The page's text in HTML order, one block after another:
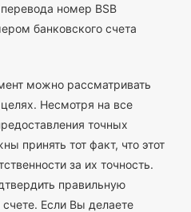
номер BSB
банковского счета
можно рассматривать
Несмотря на все
точных
принять тот факт, что этот
за их точность.
правильную
Если Вы делаете